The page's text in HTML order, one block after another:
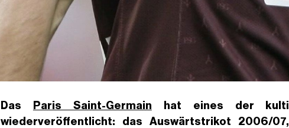
Das Paris Saint-Germain hat eines der
wiederveröffentlicht: das Auswärtstrikot 2006/